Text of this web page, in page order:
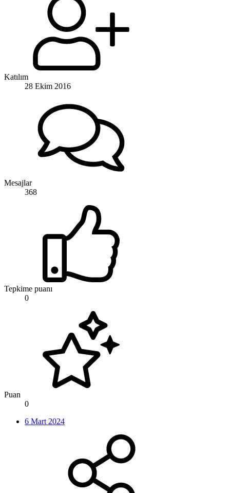
Katılım
28 Ekim 2016
Mesajlar
368
Tepkime puanı
0
Puan
0
6 Mart 2024